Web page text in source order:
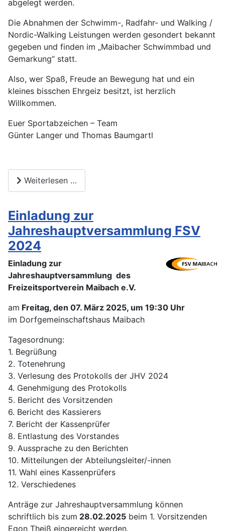
abgelegt werden.
Die Abnahmen der Schwimm-, Radfahr- und Walking /
Nordic-Walking Leistungen werden gesondert bekannt
gegeben und finden im „Maibacher Schwimmbad und
Gemarkung“ statt.
Also, wer Spaß, Freude an Bewegung hat und ein
kleines bisschen Ehrgeiz besitzt, ist herzlich
Willkommen.
Euer Sportabzeichen – Team
Günter Langer und Thomas Baumgartl
Weiterlesen …
Einladung zur
Jahreshauptversammlung FSV
2024
Einladung zur
Jahreshauptversammlung des
Freizeitsportverein Maibach e.V.
am Freitag, den 07. März 2025, um 19:30 Uhr
im Dorfgemeinschaftshaus Maibach
Tagesordnung:
1. Begrüßung
2. Totenehrung
3. Verlesung des Protokolls der JHV 2024
4. Genehmigung des Protokolls
5. Bericht des Vorsitzenden
6. Bericht des Kassierers
7. Bericht der Kassenprüfer
8. Entlastung des Vorstandes
9. Aussprache zu den Berichten
10. Mitteilungen der Abteilungsleiter/-innen
11. Wahl eines Kassenprüfers
12. Verschiedenes
Anträge zur Jahreshauptversammlung können
schriftlich bis zum 28.02.2025 beim 1. Vorsitzenden
Egon Theiß eingereicht werden.